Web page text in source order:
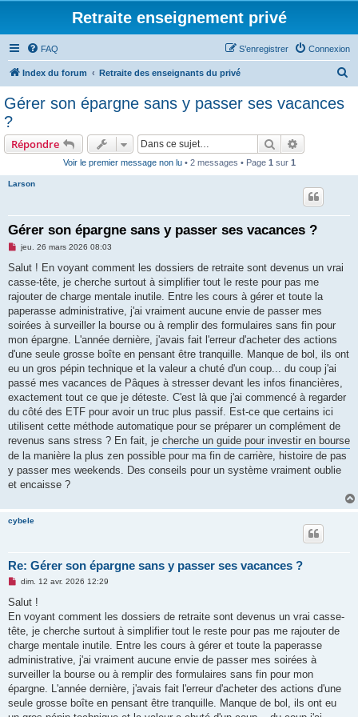
Retraite enseignement privé
FAQ Connexion
S’enregistrer
Index du forum Retraite des enseignants du privé
Gérer son épargne sans y passer ses vacances
?
Répondre Rechercher
Voir le premier message non lu• 2 messages • Page 1 sur 1
Larson
Gérer son épargne sans y passer ses vacances ?
M
s
a
g
e
n
o
l
u
jeu. 26 mars 2026 08:03
Salut ! En voyant comment les dossiers de retraite sont devenus un vrai
casse-tête, je cherche surtout à simplifier tout le reste pour pas me
rajouter de charge mentale inutile. Entre les cours à gérer et toute la
paperasse administrative, j'ai vraiment aucune envie de passer mes
soirées à surveiller la bourse ou à remplir des formulaires sans fin pour
mon épargne. L'année dernière, j'avais fait l'erreur d'acheter des actions
d'une seule grosse boîte en pensant être tranquille. Manque de bol, ils ont
eu un gros pépin technique et la valeur a chuté d'un coup... du coup j'ai
passé mes vacances de Pâques à stresser devant les infos financières,
exactement tout ce que je déteste. C'est là que j'ai commencé à regarder
du côté des ETF pour avoir un truc plus passif. Est-ce que certains ici
utilisent cette méthode automatique pour se préparer un complément de
revenus sans stress ? En fait, je cherche un guide pour investir en bourse
de la manière la plus zen possible pour ma fin de carrière, histoire de pas
y passer mes weekends. Des conseils pour un système vraiment oublie
et encaisse ?
cybele
Re: Gérer son épargne sans y passer ses vacances ?
M
s
a
g
n
o
l
u
dim. 12 avr. 2026 12:29
Salut !
En voyant comment les dossiers de retraite sont devenus un vrai casse-
tête, je cherche surtout à simplifier tout le reste pour pas me rajouter de
charge mentale inutile. Entre les cours à gérer et toute la paperasse
administrative, j'ai vraiment aucune envie de passer mes soirées à
surveiller la bourse ou à remplir des formulaires sans fin pour mon
épargne. L'année dernière, j'avais fait l'erreur d'acheter des actions d'une
seule grosse boîte en pensant être tranquille. Manque de bol, ils ont eu